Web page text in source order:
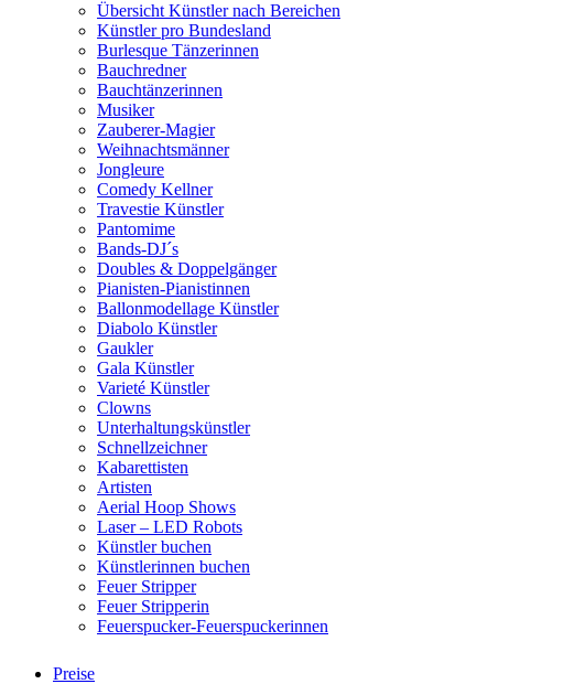
Übersicht Künstler nach Bereichen
Künstler pro Bundesland
Burlesque Tänzerinnen
Bauchredner
Bauchtänzerinnen
Musiker
Zauberer-Magier
Weihnachtsmänner
Jongleure
Comedy Kellner
Travestie Künstler
Pantomime
Bands-DJ´s
Doubles & Doppelgänger
Pianisten-Pianistinnen
Ballonmodellage Künstler
Diabolo Künstler
Gaukler
Gala Künstler
Varieté Künstler
Clowns
Unterhaltungskünstler
Schnellzeichner
Kabarettisten
Artisten
Aerial Hoop Shows
Laser – LED Robots
Künstler buchen
Künstlerinnen buchen
Feuer Stripper
Feuer Stripperin
Feuerspucker-Feuerspuckerinnen
Preise